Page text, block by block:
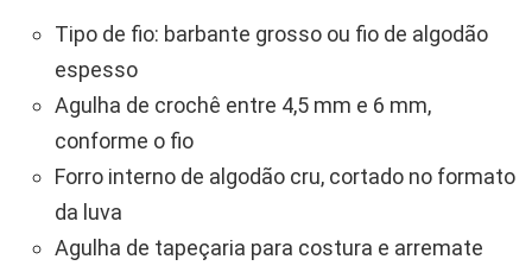
Tipo de fio: barbante grosso ou fio de algodão
espesso
Agulha de crochê entre 4,5 mm e 6 mm,
conforme o fio
Forro interno de algodão cru, cortado no formato
da luva
Agulha de tapeçaria para costura e arremate